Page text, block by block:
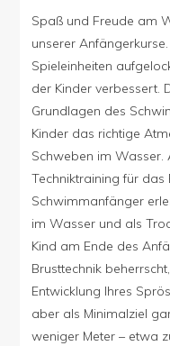
Spaß und Freude am
unserer
Spieleinheiten
der Kinder verbessert.
Grundlagen des
Kinder das richtige
Schweben im Wasser.
Techniktraining für das
Schwimmanfänger
im Wasser und als
Kind am Ende des
Brusttechnik
Entwicklung Ihres
aber als Minimalziel
weniger Meter – etwa